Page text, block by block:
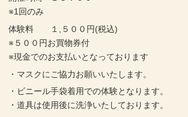
※1回のみ
体験料 １,５００円(税込)
※５００円お買物券付
※現金でのお支払いとなっております
・マスクにご協力お願いいたします。
・ビニール手袋着用での体験となります。
・道具は使用後に洗浄いたしております。